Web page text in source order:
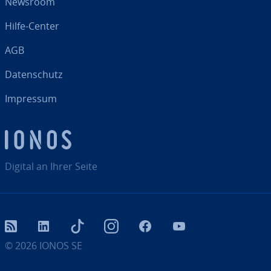
Digital an Ihrer Seite
Hilfe-Center
AGB
Da­ten­schutz
Impressum
© 2026 IONOS SE
RSS LinkedIn tiktok InstagramFacebook